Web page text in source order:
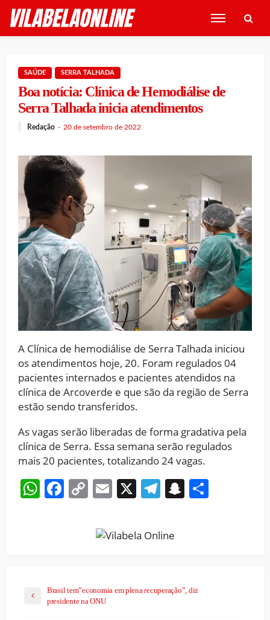
SAÚDE SERRA TALHADA
Boa notícia: Clínica de Hemodiálise de
Serra Talhada inicia atendimentos
Redação 20 de setembro de 2022
A Clínica de hemodiálise de Serra Talhada iniciou
os atendimentos hoje, 20. Foram regulados 04
pacientes internados e pacientes atendidos na
clínica de Arcoverde e que são da região de Serra
estão sendo transferidos.
As vagas serão liberadas de forma gradativa pela
clínica de Serra. Essa semana serão regulados
mais 20 pacientes, totalizando 24 vagas.
WhatsApp
Facebook
CopyEmail
X Telegram
Snapchat
Brasil tem”economia em plena recuperação”, diz
presidente na ONU